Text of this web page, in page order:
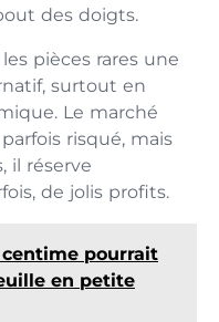
des doigts.
pièces rares une
surtout en
Le marché
risqué, mais
il réserve
de jolis profits.
centime pourrait
en petite